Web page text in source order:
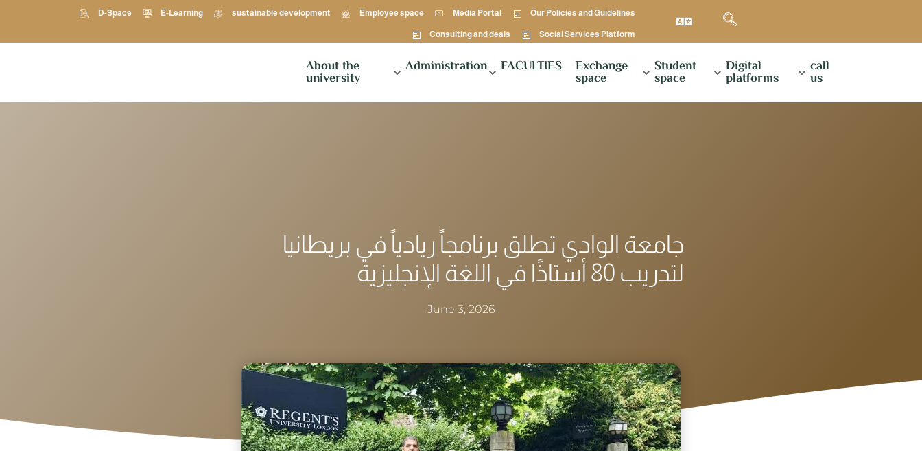
D-Space E-Learning sustainable development Employee space Media Portal Our Policies and Guidelines
Consulting and deals Social Services Platform
About the
university
Administration FACULTIES Exchange
space
Student
space
Digital
platforms
call
us
جامعة الوادي تطلق برنامجاً ريادياً في بريطانيا
لتدريب 80 أستاذًا في اللغة الإنجليزية
June 3, 2026